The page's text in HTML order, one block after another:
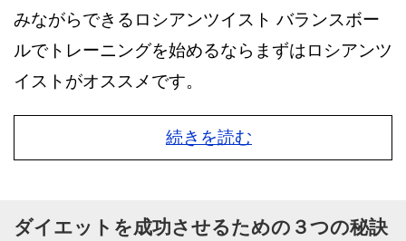
みながらできるロシアンツイスト バランスボー
ルでトレーニングを始めるならまずはロシアンツ
イストがオススメです。
続きを読む
ダイエットを成功させるための３つの秘訣